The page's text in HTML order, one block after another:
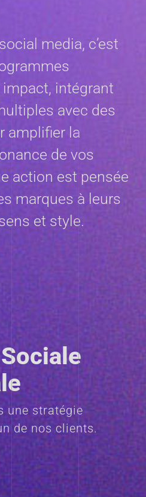
media, c’est
impact, intégrant
avec des
amplifier la
de vos
action est pensée
marques à leurs
et style.
une stratégie
de nos clients.